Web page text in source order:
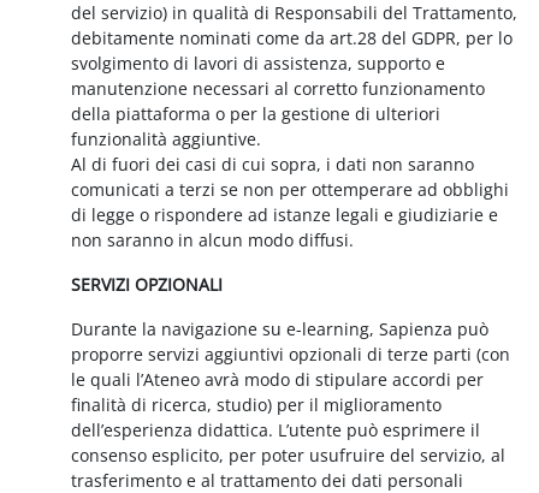
del servizio) in qualità di Responsabili del Trattamento,
debitamente nominati come da art.28 del GDPR, per lo
svolgimento di lavori di assistenza, supporto e
manutenzione necessari al corretto funzionamento
della piattaforma o per la gestione di ulteriori
funzionalità aggiuntive.
Al di fuori dei casi di cui sopra, i dati non saranno
comunicati a terzi se non per ottemperare ad obblighi
di legge o rispondere ad istanze legali e giudiziarie e
non saranno in alcun modo diffusi.
SERVIZI OPZIONALI
Durante la navigazione su e-learning, Sapienza può
proporre servizi aggiuntivi opzionali di terze parti (con
le quali l’Ateneo avrà modo di stipulare accordi per
finalità di ricerca, studio) per il miglioramento
dell’esperienza didattica. L’utente può esprimere il
consenso esplicito, per poter usufruire del servizio, al
trasferimento e al trattamento dei dati personali